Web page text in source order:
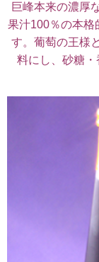
巨峰本来の濃厚
果汁100％の本格
す。葡萄の王様
料にし、砂糖